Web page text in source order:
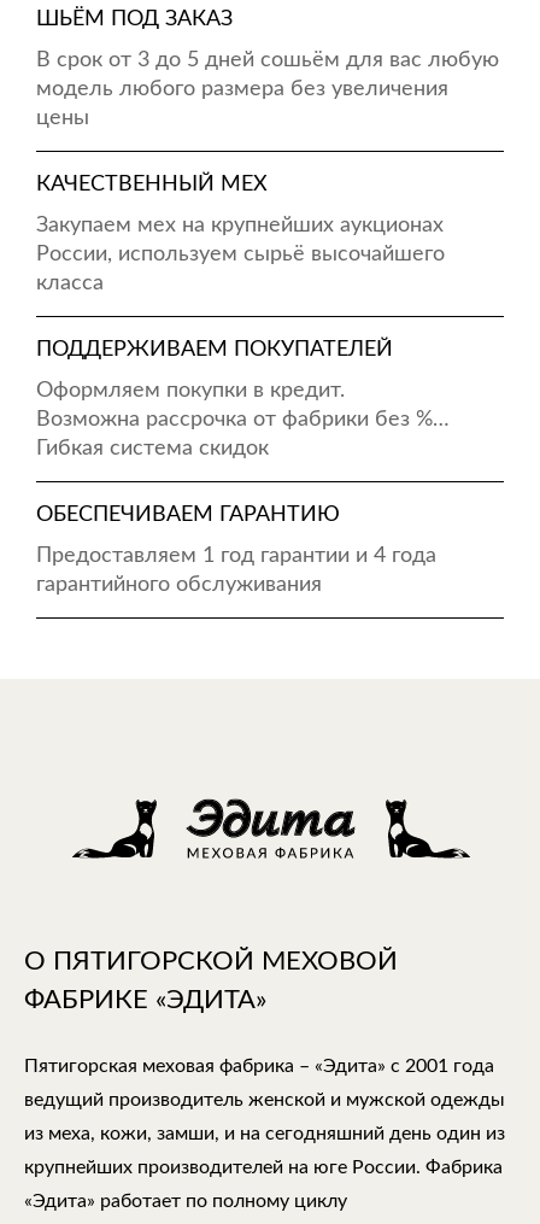
ШЬЁМ ПОД ЗАКАЗ
В срок от 3 до 5 дней сошьём для вас любую
модель любого размера без увеличения
цены
КАЧЕСТВЕННЫЙ МЕХ
Закупаем мех на крупнейших аукционах
России, используем сырьё высочайшего
класса
ПОДДЕРЖИВАЕМ ПОКУПАТЕЛЕЙ
Оформляем покупки в кредит.
Возможна рассрочка от фабрики без %…
Гибкая система скидок
ОБЕСПЕЧИВАЕМ ГАРАНТИЮ
Предоставляем 1 год гарантии и 4 года
гарантийного обслуживания
О ПЯТИГОРСКОЙ МЕХОВОЙ
ФАБРИКЕ «ЭДИТА»
Пятигорская меховая фабрика – «Эдита» с 2001 года
ведущий производитель женской и мужской одежды
из меха, кожи, замши, и на сегодняшний день один из
крупнейших производителей на юге России. Фабрика
«Эдита» работает по полному циклу